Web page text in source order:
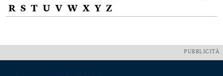
R S T U V W X Y Z
PUBBLICITÀ